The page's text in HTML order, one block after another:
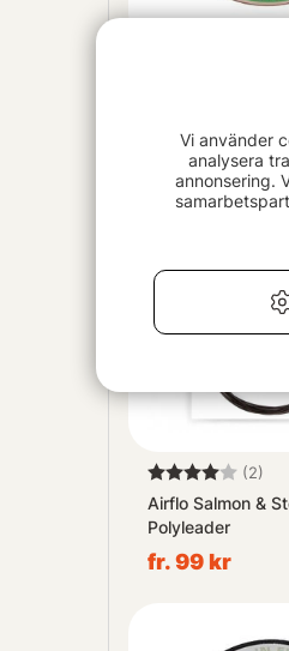
99 kr
Betyg: (2)
Airflo Salmon &
Polyleader
fr. 99 kr
Vi använder
analysera
annonsering.